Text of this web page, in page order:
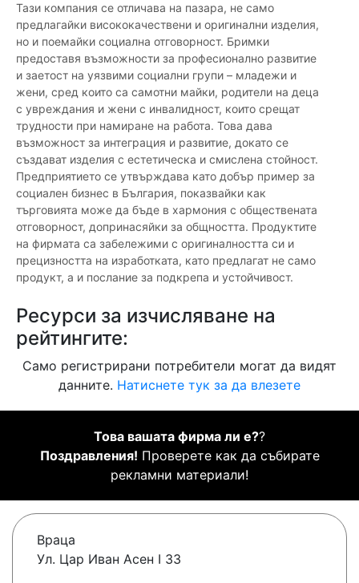
Тази компания се отличава на пазара, не само
предлагайки висококачествени и оригинални изделия,
но и поемайки социална отговорност. Бримки
предоставя възможности за професионално развитие
и заетост на уязвими социални групи – младежи и
жени, сред които са самотни майки, родители на деца
с увреждания и жени с инвалидност, които срещат
трудности при намиране на работа. Това дава
възможност за интеграция и развитие, докато се
създават изделия с естетическа и смислена стойност.
Предприятието се утвърждава като добър пример за
социален бизнес в България, показвайки как
търговията може да бъде в хармония с обществената
отговорност, допринасяйки за общността. Продуктите
на фирмата са забележими с оригиналността си и
прецизността на изработката, като предлагат не само
продукт, а и послание за подкрепа и устойчивост.
Ресурси за изчисляване на
рейтингите:
Само регистрирани потребители могат да видят
данните. Натиснете тук за да влезете
Това вашата фирма ли е??
Поздравления! Проверете как да събирате
рекламни материали!
Враца
Ул. Цар Иван Асен I 33